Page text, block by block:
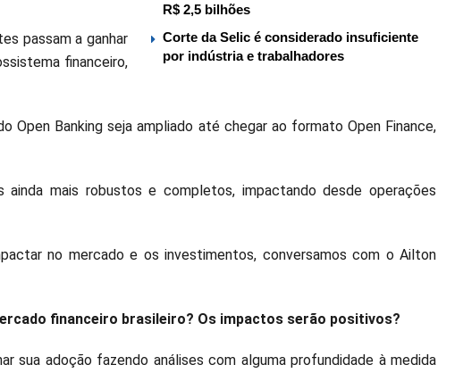
R$ 2,5 bilhões
Corte da Selic é considerado insuficiente
por indústria e trabalhadores
passam a ganhar
financeiro,
Banking seja ampliado até chegar ao formato Open Finance,
mais robustos e completos, impactando desde operações
no mercado e os investimentos, conversamos com o Ailton
financeiro brasileiro? Os impactos serão positivos?
sua adoção fazendo análises com alguma profundidade à medida